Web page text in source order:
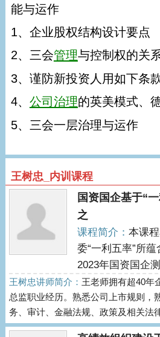
能与运作
1、企业股权结构设计要点
2、三会管理与控制权的关
3、谨防新投资人用如下条
4、 公司治理的英美模式、
5、三会一层治理与运作
王树忠_内训课程
国资国企基于“
之
课程简介：本课
委“一利五率”所
2023年国资国企
王树忠讲师简介： 王老师拥有超40年
总监职业经历。熟悉公司上市规则，
务、审计、金融法规、政策及相关法